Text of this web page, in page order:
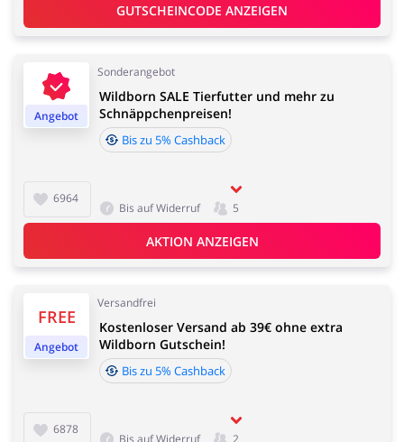
Tierbedarf
GUTSCHEINCODE ANZEIGEN
Angebot
Sonderangebot
6964
Wildborn SALE Tierfutter und mehr zu
Schnäppchenpreisen!
Bis zu 5% Cashback
Bis auf Widerruf 5
AKTION ANZEIGEN
FREE
Angebot
Versandfrei
6878
Kostenloser Versand ab 39€ ohne extra
Wildborn Gutschein!
Bis zu 5% Cashback